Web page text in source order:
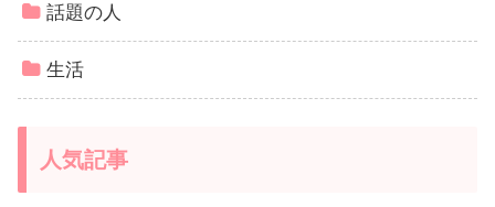
話題の人
生活
人気記事